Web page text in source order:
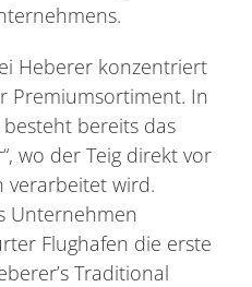
Heberer konzentriert
Premiumsortiment. In
bereits das
wo der Teig direkt vor
verarbeitet wird.
Unternehmen
Flughafen die erste
Traditional